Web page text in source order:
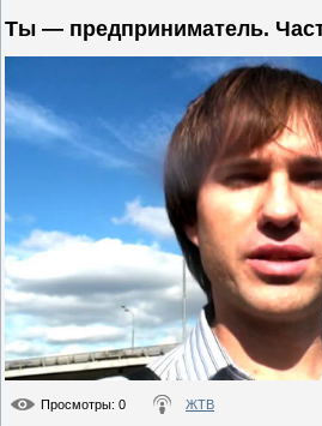
Ты — предприниматель.
Просмотры: 0 ЖТВ